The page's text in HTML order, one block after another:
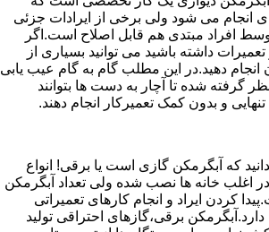
انجام می شود ولی برخی از ایرادات جزئی
افراد مبتدی هم قابل اصلاح است.اگر
داشته باشید می توانید بسیاری از
انجام دهید.در این مطلب گام به گام عیب یابی
گرفته شده تا آچار به دست ها بتوانند
و بدون کمک تعمیرکار انجام دهند.
که آبگرمکن گازی است یا برقی! انواع
اغلب خانه ها نصب شده ولی تعداد آبگرمکن
کردن ایراد و انجام کارهای تعمیراتی
برقی،گازهای احتراقی تولید